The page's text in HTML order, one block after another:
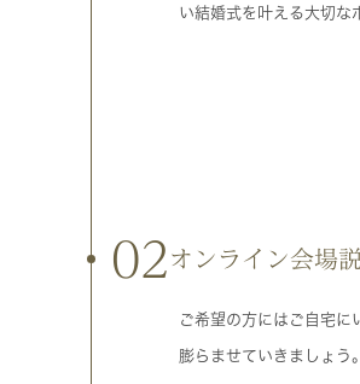
い結婚式を叶える大切な
02 オンライン会場
ご希望の方にはご自宅に
膨らませていきましょう。